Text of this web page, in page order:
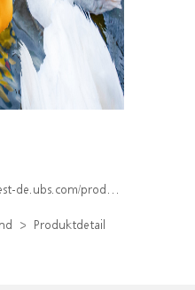
detail/index/isin/DE000WA47BJ9
Produktdetail